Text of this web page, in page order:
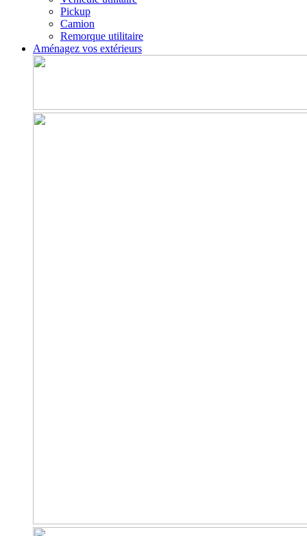
Pickup
Camion
Remorque utilitaire
Aménagez vos extérieurs